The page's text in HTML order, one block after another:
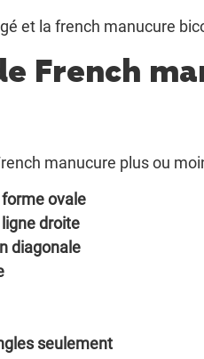
et la french manucure
French
manucure plus ou
forme ovale
ligne droite
diagonale
seulement